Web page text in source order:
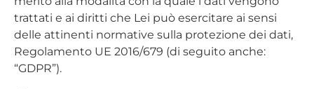
trattati e ai diritti che Lei può esercitare ai sensi
delle attinenti normative sulla protezione dei dati,
Regolamento UE 2016/679 (di seguito anche:
“GDPR”).